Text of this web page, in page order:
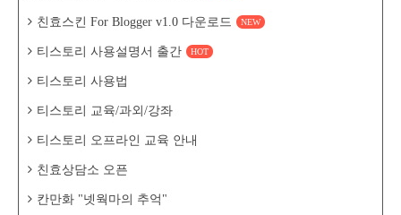
친효스킨 For Blogger v1.0 다운로드 NEW
티스토리 사용설명서 출간 HOT
티스토리 사용법
티스토리 교육/과외/강좌
티스토리 오프라인 교육 안내
친효상담소 오픈
칸만화 "넷웍마의 추억"